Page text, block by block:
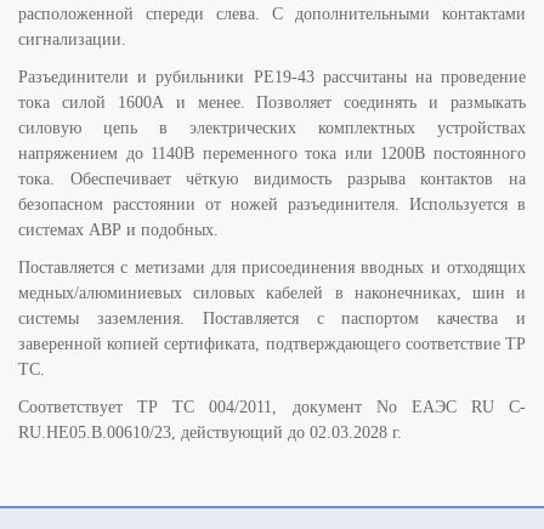
расположенной спереди слева. С дополнительными контактами
сигнализации.
Разъединители и рубильники РЕ19-43 рассчитаны на проведение
тока силой 1600А и менее. Позволяет соединять и размыкать
силовую цепь в электрических комплектных устройствах
напряжением до 1140В переменного тока или 1200В постоянного
тока. Обеспечивает чёткую видимость разрыва контактов на
безопасном расстоянии от ножей разъединителя. Используется в
системах АВР и подобных.
Поставляется с метизами для присоединения вводных и отходящих
медных/алюминиевых силовых кабелей в наконечниках, шин и
системы заземления. Поставляется с паспортом качества и
заверенной копией сертификата, подтверждающего соответствие ТР
ТС.
Соответствует ТР ТС 004/2011, документ No ЕАЭС RU C-
RU.НЕ05.B.00610/23, действующий до 02.03.2028 г.